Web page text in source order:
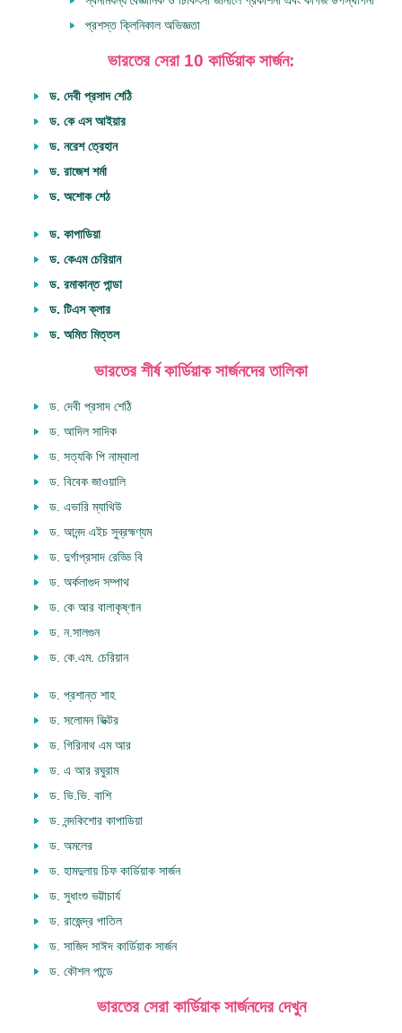
প্রশস্ত ক্লিনিকাল অভিজ্ঞতা
ভারতের সেরা 10 কার্ডিয়াক সার্জন:
ড. দেবী প্রসাদ শেঠি
ড. কে এস আইয়ার
ড. নরেশ ত্রেহান
ড. রাজেশ শর্মা
ড. অশোক শেঠ
ড. কাপাডিয়া
ড. কেএম চেরিয়ান
ড. রমাকান্ত পান্ডা
ড. টিএস ক্লার
ড. অমিত মিত্তল
ভারতের শীর্ষ কার্ডিয়াক সার্জনদের তালিকা
ড. দেবী প্রসাদ শেঠি
ড. আদিল সাদিক
ড. সত্যকি পি নাম্বালা
ড. বিবেক জাওয়ালি
ড. এভারি ম্যাথিউ
ড. আনন্দ এইচ সুব্রহ্মণ্যম
ড. দুর্গাপ্রসাদ রেড্ডি বি
ড. অর্কলাগুদ সম্পাথ
ড. কে আর বালাকৃষ্ণান
ড. ন.সালগুন
ড. কে.এম. চেরিয়ান
ড. প্রশান্ত শাহ
ড. সলোমন ভিক্টর
ড. গিরিনাথ এম আর
ড. এ আর রঘুরাম
ড. ভি.ভি. বাশি
ড. নন্দকিশোর কাপাডিয়া
ড. অমলের
ড. হামদুলায় চিফ কার্ডিয়াক সার্জন
ড. সুধাংশু ভট্টাচার্য
ড. রাজেন্দ্র পাতিল
ড. সাজিদ সাঈদ কার্ডিয়াক সার্জন
ড. কৌশল পান্ডে
ভারতের সেরা কার্ডিয়াক সার্জনদের দেখুন